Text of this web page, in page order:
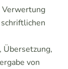
Verwertung
von